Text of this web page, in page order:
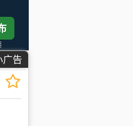
广告